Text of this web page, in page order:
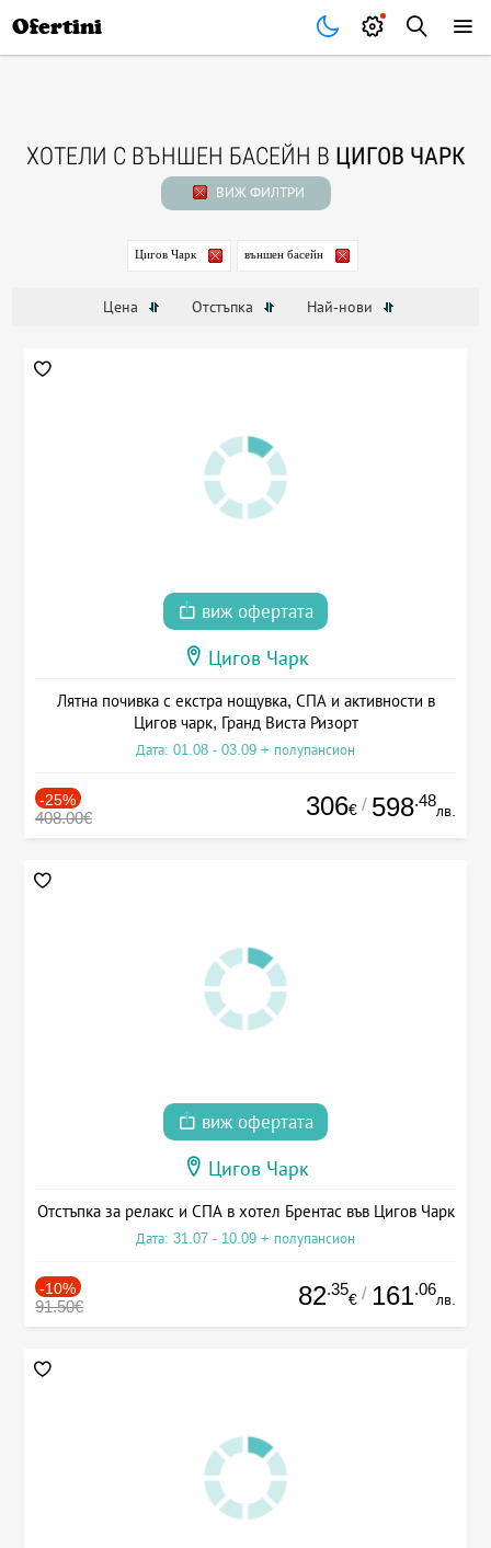
Ofertini
ХОТЕЛИ С ВЪНШЕН БАСЕЙН В ЦИГОВ ЧАРК
ВИЖ ФИЛТРИ
Цигов Чарк външен басейн
Цена Отстъпка Най-нови
виж офертата
Цигов Чарк
Лятна почивка с екстра нощувка, СПА и активности в
Цигов чарк, Гранд Виста Ризорт
Дата: 01.08 - 03.09 + полупансион
-25%
408.00€ 306€ / 598.48
лв.
виж офертата
Цигов Чарк
Отстъпка за релакс и СПА в хотел Брентас във Цигов Чарк
Дата: 31.07 - 10.09 + полупансион
-10%
91.50€ 82.35
€ / 161.06
лв.